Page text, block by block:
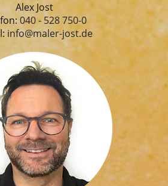
Alex Jost
040 - 528 750-0
info@maler-jost.de